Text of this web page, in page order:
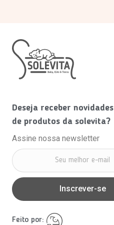
Deseja receber novidades
de produtos da solevita?
Assine nossa newsletter
Inscrever-se
Feito por: